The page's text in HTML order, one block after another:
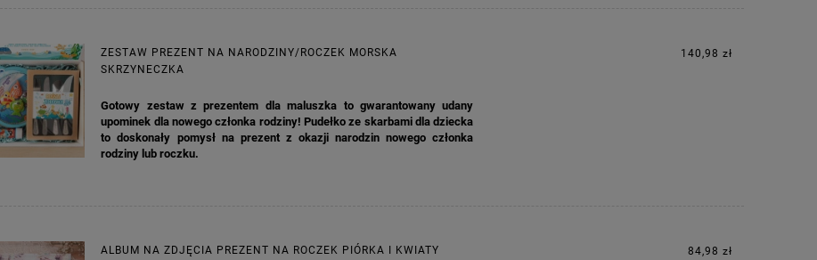
ZESTAW PREZENT NA NARODZINY/ROCZEK MORSKA
SKRZYNECZKA
Gotowy zestaw z prezentem dla maluszka to gwarantowany udany
upominek dla nowego członka rodziny! Pudełko ze skarbami dla dziecka
to doskonały pomysł na prezent z okazji narodzin nowego członka
rodziny lub roczku.
140,98 zł
ALBUM NA ZDJĘCIA PREZENT NA ROCZEK PIÓRKA I KWIATY 84,98 zł